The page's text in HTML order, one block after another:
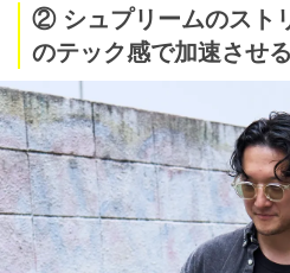
② シュプリームのスト
のテック感で加速させる